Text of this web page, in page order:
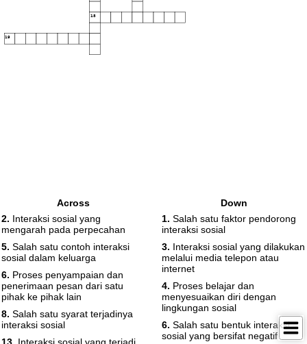
18
19
Across
2. Interaksi sosial yang
mengarah pada perpecahan
5. Salah satu contoh interaksi
sosial dalam keluarga
6. Proses penyampaian dan
penerimaan pesan dari satu
pihak ke pihak lain
8. Salah satu syarat terjadinya
interaksi sosial
Down
1. Salah satu faktor pendorong
interaksi sosial
3. Interaksi sosial yang dilakukan
melalui media telepon atau
internet
4. Proses belajar dan
menyesuaikan diri dengan
lingkungan sosial
6. Salah satu bentuk interaksi
sosial yang bersifat negatif